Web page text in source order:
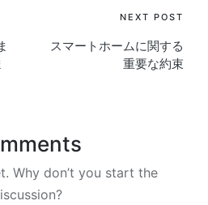
NEXT POST
スマートホームに関する
重要な約束
Why don’t you start the